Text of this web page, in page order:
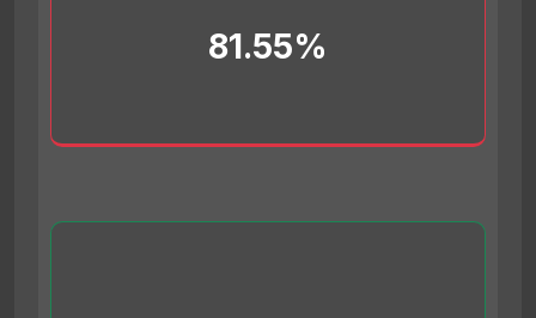
81.55%